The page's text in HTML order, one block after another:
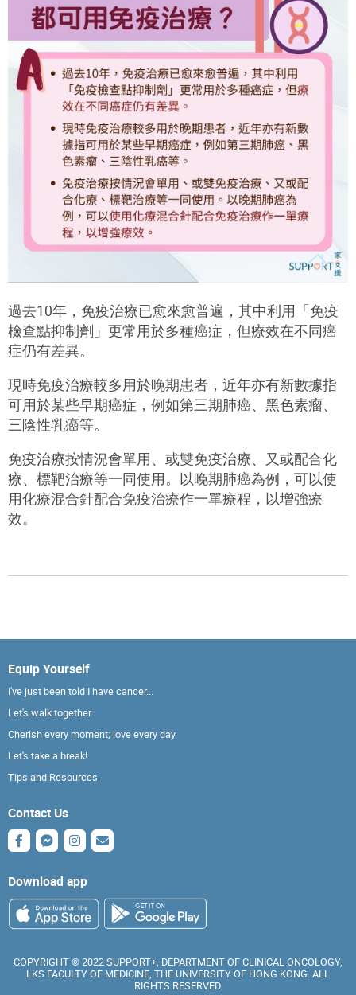
過去10年，免疫治療已愈來愈普遍，其中利用「免疫
檢查點抑制劑」更常用於多種癌症，但療效在不同癌
症仍有差異。
現時免疫治療較多用於晚期患者，近年亦有新數據指
可用於某些早期癌症，例如第三期肺癌、黑色素瘤、
三陰性乳癌等。
免疫治療按情況會單用、或雙免疫治療、又或配合化
療、標靶治療等一同使用。以晚期肺癌為例，可以使
用化療混合針配合免疫治療作一單療程，以增強療
效。
Equip Yourself
I've just been told I have cancer...
Let's walk together
Cherish every moment; love every day.
Let's take a break!
Tips and Resources
Contact Us
Download app
COPYRIGHT © 2022 SUPPORT+, DEPARTMENT OF CLINICAL ONCOLOGY,
LKS FACULTY OF MEDICINE, THE UNIVERSITY OF HONG KONG. ALL
RIGHTS RESERVED.